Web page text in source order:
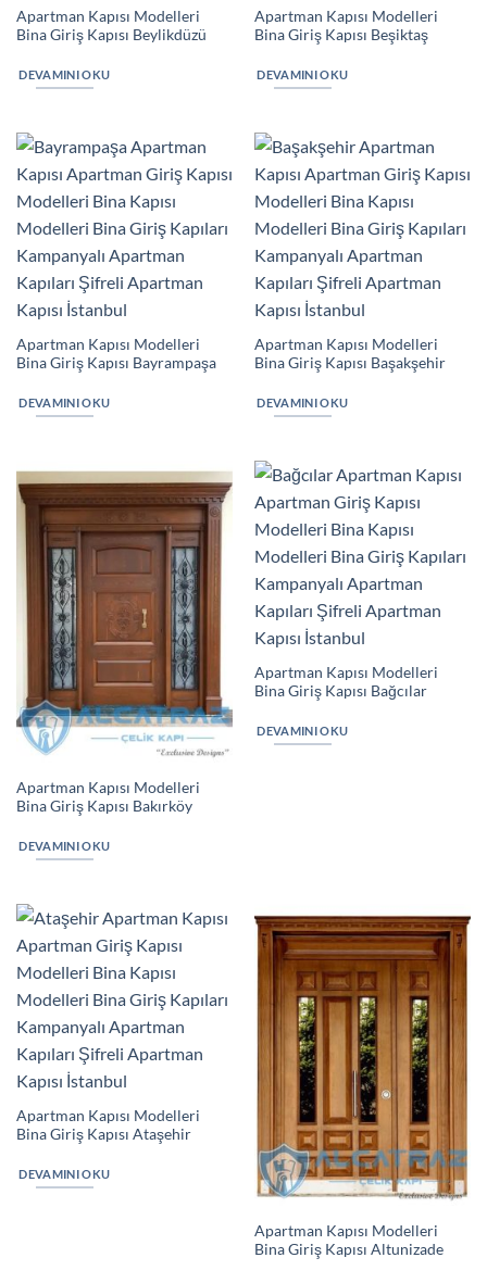
Apartman Kapısı Modelleri
Bina Giriş Kapısı Beylikdüzü
DEVAMINI OKU
Apartman Kapısı Modelleri
Bina Giriş Kapısı Beşiktaş
DEVAMINI OKU
Apartman Kapısı Modelleri
Bina Giriş Kapısı Bayrampaşa
DEVAMINI OKU
Apartman Kapısı Modelleri
Bina Giriş Kapısı Başakşehir
DEVAMINI OKU
Apartman Kapısı Modelleri
Bina Giriş Kapısı Bakırköy
DEVAMINI OKU
Apartman Kapısı Modelleri
Bina Giriş Kapısı Bağcılar
DEVAMINI OKU
Apartman Kapısı Modelleri
Bina Giriş Kapısı Ataşehir
DEVAMINI OKU
Apartman Kapısı Modelleri
Bina Giriş Kapısı Altunizade